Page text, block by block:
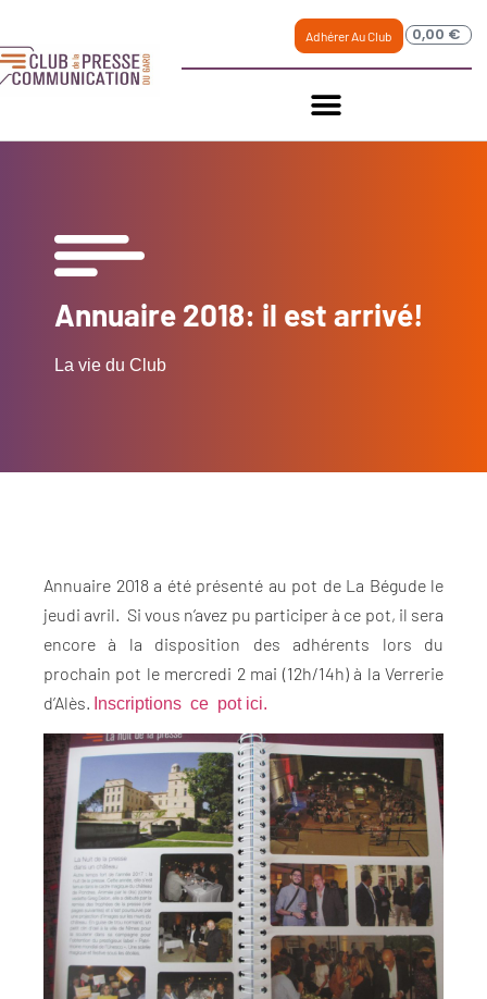
Adhérer Au Club 0,00 €
Annuaire 2018: il est arrivé!
La vie du Club
Annuaire 2018 a été présenté au pot de La Bégude le
jeudi avril. Si vous n’avez pu participer à ce pot, il sera
encore à la disposition des adhérents lors du
prochain pot le mercredi 2 mai (12h/14h) à la Verrerie
d’Alès. Inscriptions ce pot ici.